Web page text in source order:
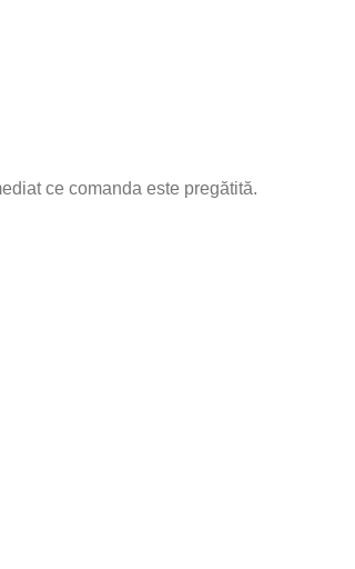
ce comanda este pregătită.